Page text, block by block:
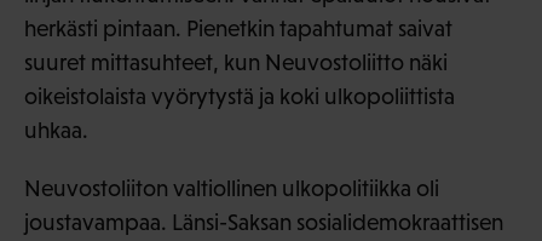
herkästi pintaan. Pienetkin tapahtumat saivat
suuret mittasuhteet, kun Neuvostoliitto näki
oikeistolaista vyörytystä ja koki ulkopoliittista
uhkaa.
Neuvostoliiton valtiollinen ulkopolitiikka oli
joustavampaa. Länsi-Saksan sosialidemokraattisen